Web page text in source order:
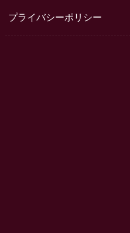
プライバシーポリシー